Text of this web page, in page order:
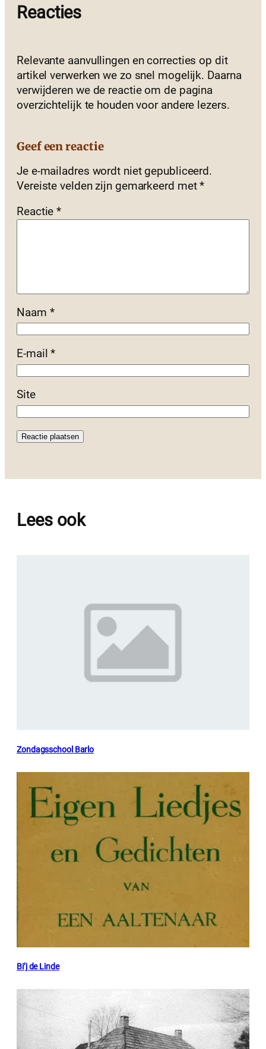
Reacties
Relevante aanvullingen en correcties op dit
artikel verwerken we zo snel mogelijk. Daarna
verwijderen we de reactie om de pagina
overzichtelijk te houden voor andere lezers.
Geef een reactie
Je e-mailadres wordt niet gepubliceerd.
Vereiste velden zijn gemarkeerd met*
Reactie*
Naam *
E-mail*
Site
Lees ook
Zondagsschool Barlo
Bi’j de Linde